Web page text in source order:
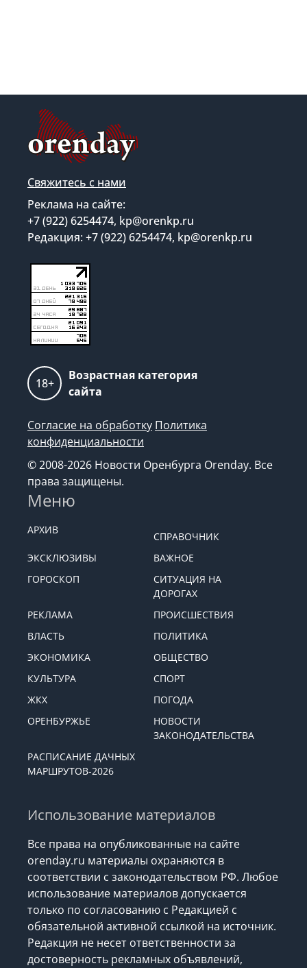
Свяжитесь с нами
Реклама на сайте:
+7 (922) 6254474, kp@orenkp.ru
Редакция: +7 (922) 6254474, kp@orenkp.ru
18+
Возрастная категория
сайта
Согласие на обработку Политика
конфиденциальности
© 2008-2026 Новости Оренбурга Orenday. Все
права защищены.
Меню
АРХИВ
СПРАВОЧНИК
ЭКСКЛЮЗИВЫ
ВАЖНОЕ
ГОРОСКОП
СИТУАЦИЯ НА
ДОРОГАХ
РЕКЛАМА
ПРОИСШЕСТВИЯ
ВЛАСТЬ
ПОЛИТИКА
ЭКОНОМИКА
ОБЩЕСТВО
КУЛЬТУРА
СПОРТ
ЖКХ
ПОГОДА
ОРЕНБУРЖЬЕ
НОВОСТИ
ЗАКОНОДАТЕЛЬСТВА
РАСПИСАНИЕ ДАЧНЫХ
МАРШРУТОВ-2026
Использование материалов
Все права на опубликованные на сайте
orenday.ru материалы охраняются в
соответствии с законодательством РФ. Любое
использование материалов допускается
только по согласованию с Редакцией с
обязательной активной ссылкой на источник.
Редакция не несет ответственности за
достоверность рекламных объявлений,